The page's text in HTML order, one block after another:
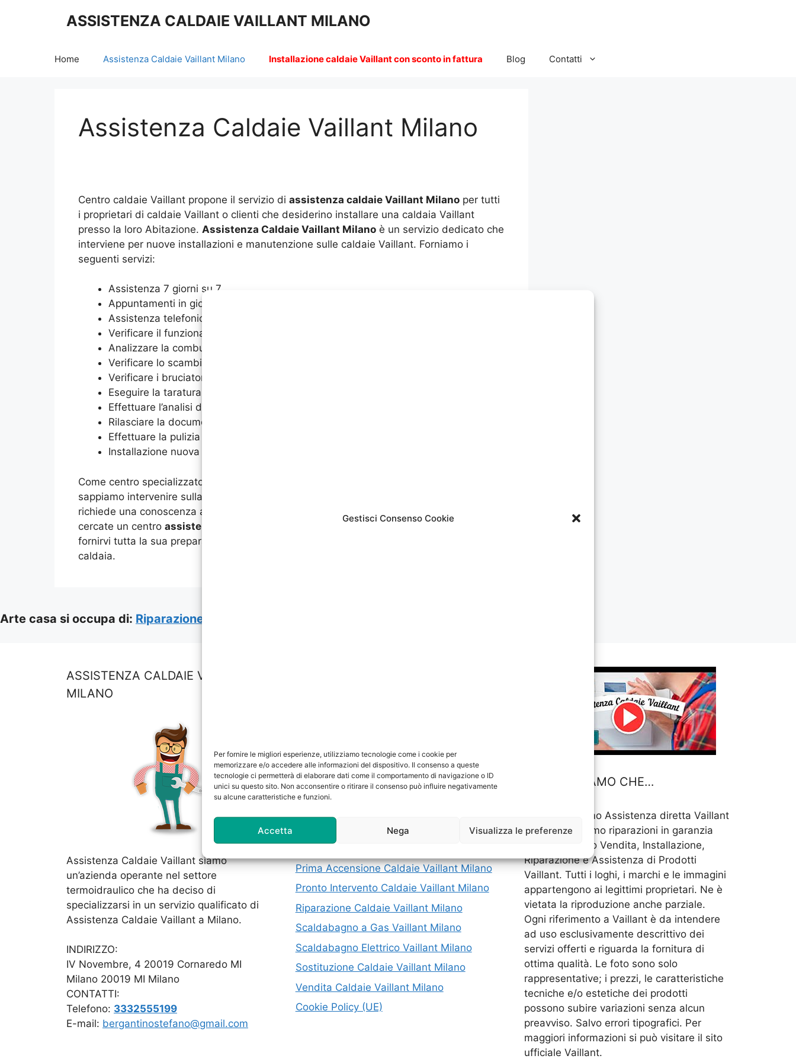
Gestisci Consenso Cookie
Per fornire le migliori esperienze, utilizziamo tecnologie come i cookie per
memorizzare e/o accedere alle informazioni del dispositivo. Il consenso a queste
tecnologie ci permetterà di elaborare dati come il comportamento di navigazione o ID
unici su questo sito. Non acconsentire o ritirare il consenso può influire negativamente
su alcune caratteristiche e funzioni.
Accetta Nega Visualizza le preferenze
ASSISTENZA CALDAIE VAILLANT MILANO
Home Assistenza Caldaie Vaillant Milano Installazione caldaie Vaillant con sconto in fattura Blog Contatti
Assistenza Caldaie Vaillant Milano
Centro caldaie Vaillant propone il servizio di assistenza caldaie Vaillant Milano per tutti
i proprietari di caldaie Vaillant o clienti che desiderino installare una caldaia Vaillant
presso la loro Abitazione. Assistenza Caldaie Vaillant Milano è un servizio dedicato che
interviene per nuove installazioni e manutenzione sulle caldaie Vaillant. Forniamo i
seguenti servizi:
Assistenza 7 giorni su 7
Appuntamenti in giornata
Assistenza telefonica h24
Verificare il funzionamento della vostra caldaia,
Analizzare la combustione
Verificare lo scambiatore lato fumi
Verificare i bruciatori
Eseguire la taratura della caldaia
Effettuare l’analisi dei fumi
Rilasciare la documentazione obbligatoria
Effettuare la pulizia della caldaia
Installazione nuova caldaia
Come centro specializzato sull’assistenza Vaillant conosciamo al meglio i prodotti e
sappiamo intervenire sulla tecnologia che li compone. Una tecnologia complessa, che
richiede una conoscenza approfondita per poter intervenire sui loro eventuali guasti.Se
cercate un centro assistenza caldaie Vaillant Milano, Solution Caldaie
e disponibile a
fornirvi tutta la sua preparazione per ripristinare al meglio la funzionalità della vostra
caldaia.
Arte casa si occupa di: Riparazione Tapparelle Milano
ASSISTENZA CALDAIE VAILLANT
MILANO
Assistenza Caldaie Vaillant siamo
un’azienda operante nel settore
termoidraulico che ha deciso di
specializzarsi in un servizio qualificato di
Assistenza Caldaie Vaillant a Milano.
INDIRIZZO:
IV Novembre, 4 20019 Cornaredo MI
Milano 20019 MI Milano
CONTATTI:
Telefono: 3332555199
E-mail: bergantinostefano@gmail.com
Assistenza Vaillant Milano
Caldaie a Condensazione Vaillant Milano
Caldaie Vaillant Milano
Installazione Caldaie Vaillant Milano
Prima Accensione Caldaie Vaillant Milano
Pronto Intervento Caldaie Vaillant Milano
Riparazione Caldaie Vaillant Milano
Scaldabagno a Gas Vaillant Milano
Scaldabagno Elettrico Vaillant Milano
Sostituzione Caldaie Vaillant Milano
Vendita Caldaie Vaillant Milano
Cookie Policy (UE)
VI INFORMIAMO CHE…
Non effettuiamo Assistenza diretta Vaillant
e non eseguiamo riparazioni in garanzia
ma effettuiamo Vendita, Installazione,
Riparazione e Assistenza di Prodotti
Vaillant. Tutti i loghi, i marchi e le immagini
appartengono ai legittimi proprietari. Ne è
vietata la riproduzione anche parziale.
Ogni riferimento a Vaillant è da intendere
ad uso esclusivamente descrittivo dei
servizi offerti e riguarda la fornitura di
ottima qualità. Le foto sono solo
rappresentative; i prezzi, le caratteristiche
tecniche e/o estetiche dei prodotti
possono subire variazioni senza alcun
preavviso. Salvo errori tipografici. Per
maggiori informazioni si può visitare il sito
ufficiale Vaillant.